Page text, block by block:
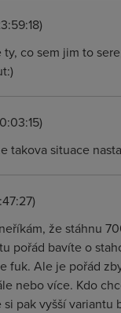
co sem jim to
takova situace
že stáhnu
pořád bavíte o
fuk. Ale je pořád
nebo více. Kdo
pak vyšší variantu